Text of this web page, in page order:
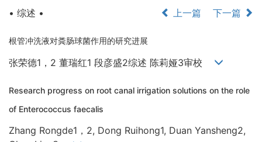
• 综述 •
上一篇 下一篇
根管冲洗液对粪肠球菌作用的研究进展
张荣德1，2 董瑞红1 段彦盛2综述 陈莉娅3审校
Research progress on root canal irrigation solutions on the role
of Enterococcus faecalis
Zhang Rongde1，2, Dong Ruihong1, Duan Yansheng2,